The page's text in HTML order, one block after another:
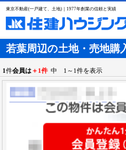
東京不動産(一戸建て、土地)｜1977年創業の信頼と実績
若葉周辺の土地・売地購
1件会員は ＋1件 中 1～1件を表示